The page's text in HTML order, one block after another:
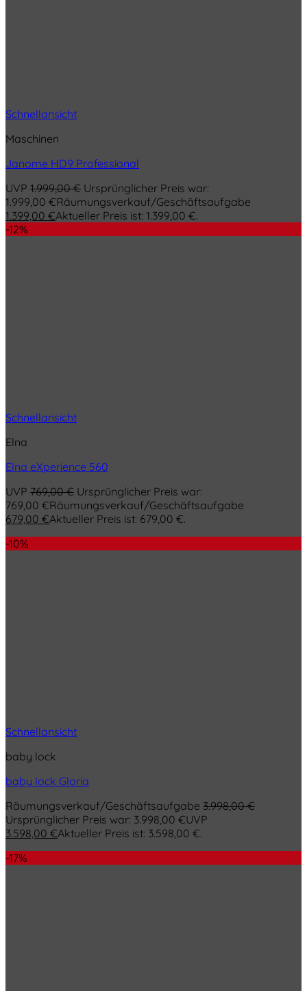
Schnellansicht
Maschinen
Janome HD9 Professional
UVP 1.999,00€ Ursprünglicher Preis war:
1.999,00 €Räumungsverkauf/Geschäftsaufgabe
1.399,00 €Aktueller Preis ist: 1.399,00 €.
-12%
Schnellansicht
Elna
Elna eXperience 560
UVP 769,00€ Ursprünglicher Preis war:
769,00 €Räumungsverkauf/Geschäftsaufgabe
679,00 €Aktueller Preis ist: 679,00 €.
-10%
Schnellansicht
baby lock
baby lock Gloria
Räumungsverkauf/Geschäftsaufgabe 3.998,00€
Ursprünglicher Preis war: 3.998,00 €UVP
3.598,00 €Aktueller Preis ist: 3.598,00 €.
-17%